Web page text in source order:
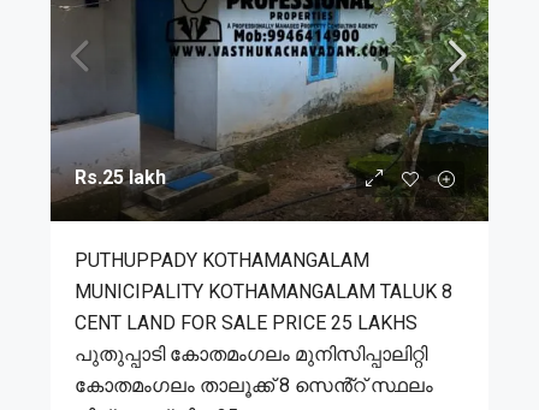
Rs.25 lakh
PUTHUPPADY KOTHAMANGALAM
MUNICIPALITY KOTHAMANGALAM TALUK 8
CENT LAND FOR SALE PRICE 25 LAKHS
പുതുപ്പാടി കോതമംഗലം മുനിസിപ്പാലിറ്റി
കോതമംഗലം താലൂക്ക് 8 സെൻ്റ് സ്ഥലം